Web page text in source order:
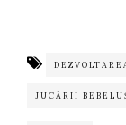
JUCĂRII